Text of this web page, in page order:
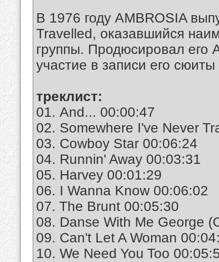
В 1976 году AMBROSIA
Travelled, оказавшийся
группы. Продюсировал его
участие в записи его
треклист:
01. And... 00:00:47
02. Somewhere I've Never
03. Cowboy Star 00:06:24
04. Runnin' Away 00:03:31
05. Harvey 00:01:29
06. I Wanna Know 00:06:02
07. The Brunt 00:05:30
08. Danse With Me George
09. Can't Let A Woman
10. We Need You Too